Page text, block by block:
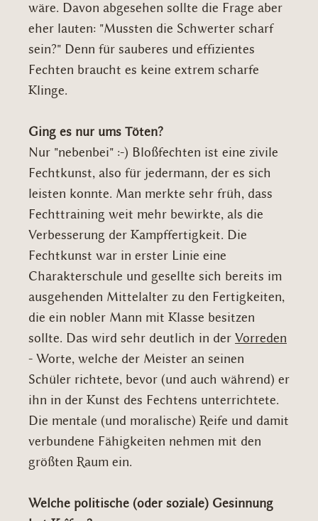
wäre. Davon abgesehen sollte die Frage aber
eher lauten: "Mussten die Schwerter scharf
sein?" Denn für sauberes und effizientes
Fechten braucht es keine extrem scharfe
Klinge.
Ging es nur ums Töten?
Nur "nebenbei" :-) Bloßfechten ist eine zivile
Fechtkunst, also für jedermann, der es sich
leisten konnte. Man merkte sehr früh, dass
Fechttraining weit mehr bewirkte, als die
Verbesserung der Kampffertigkeit. Die
Fechtkunst war in erster Linie eine
Charakterschule und gesellte sich bereits im
ausgehenden Mittelalter zu den Fertigkeiten,
die ein nobler Mann mit Klasse besitzen
sollte. Das wird sehr deutlich in der Vorreden
- Worte, welche der Meister an seinen
Schüler richtete, bevor (und auch während) er
ihn in der Kunst des Fechtens unterrichtete.
Die mentale (und moralische) Reife und damit
verbundene Fähigkeiten nehmen mit den
größten Raum ein.
Welche politische (oder soziale) Gesinnung